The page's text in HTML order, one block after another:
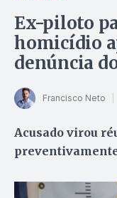
Ex-piloto
homicídio
denúncia
Francisco Neto
Acusado virou